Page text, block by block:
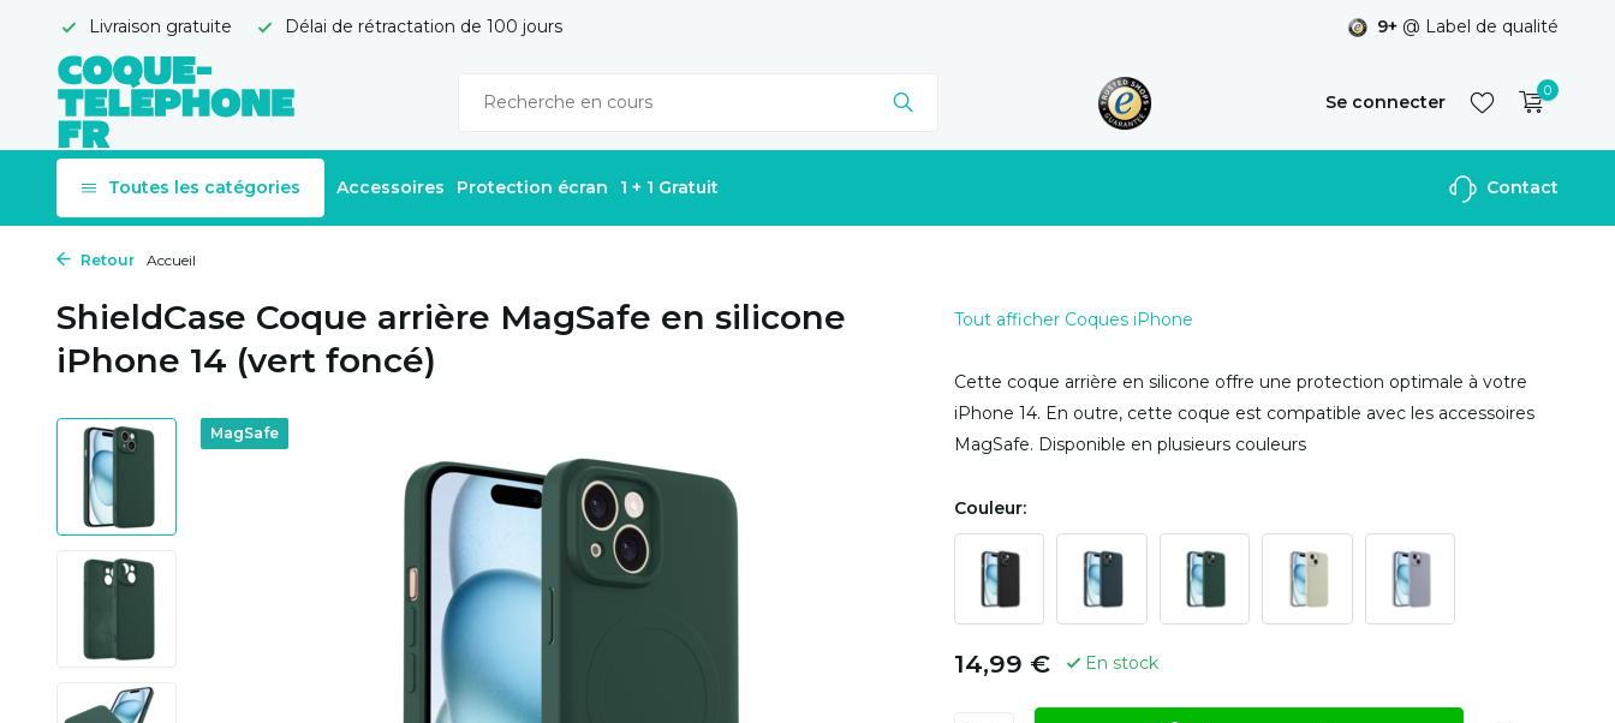
Livraison gratuite Délai de rétractation de 100 jours 9+ @ Label de qualité
Se connecter
S'inscrire
0
Toutes les catégories Accessoires Protection écran 1 + 1 Gratuit Contact
Retour Accueil
ShieldCase Coque arrière MagSafe en silicone
iPhone 14 (vert foncé)
MagSafe
Tout afficher Coques iPhone
Cette coque arrière en silicone offre une protection optimale à votre
iPhone 14. En outre, cette coque est compatible avec les accessoires
MagSafe. Disponible en plusieurs couleurs
Couleur:
14,99 € En stock